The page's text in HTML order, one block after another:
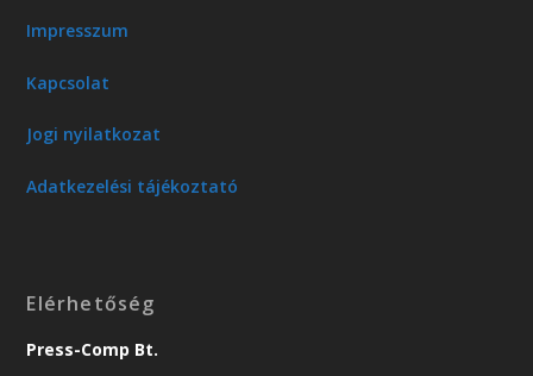
Impresszum
Kapcsolat
Jogi nyilatkozat
Adatkezelési tájékoztató
Elérhetőség
Press-Comp Bt.